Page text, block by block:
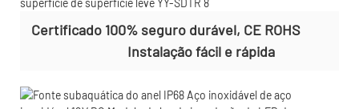
Certificado 100% seguro durável, CE ROHS
Instalação fácil e rápida